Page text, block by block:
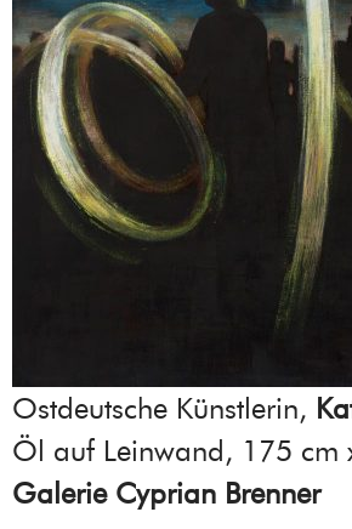
Ostdeutsche Künstlerin,
Öl auf Leinwand, 175 cm
Galerie Cyprian Brenner